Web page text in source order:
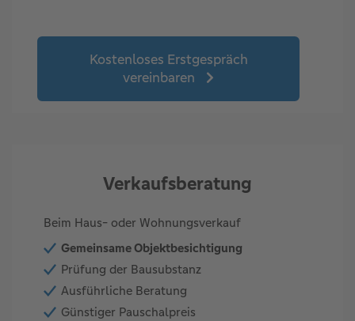
Kostenloses Erstgespräch
vereinbaren
Verkaufsberatung
Beim Haus- oder Wohnungsverkauf
Gemeinsame Objektbesichtigung
Prüfung der Bausubstanz
Ausführliche Beratung
Günstiger Pauschalpreis